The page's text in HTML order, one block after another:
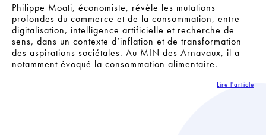
Philippe Moati, économiste, révèle les mutations
profondes du commerce et de la consommation, entre
digitalisation, intelligence artificielle et recherche de
sens, dans un contexte d’inflation et de transformation
des aspirations sociétales. Au MIN des Arnavaux, il a
notamment évoqué la consommation alimentaire.
Lire l'article